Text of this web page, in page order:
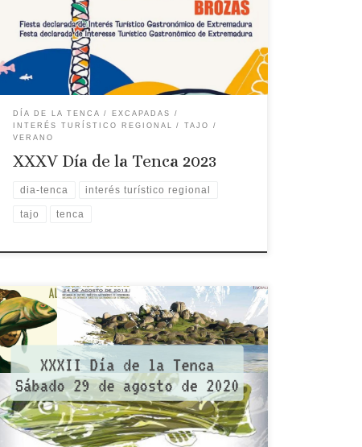
Mancomunidad Tajo-Salor: Alcántara, Aliseda,
Arroyo de la Luz, Brozas, Casar de Cáceres,
Garrovillas, Hinojal, Malpartida de Cáceres, Mata
de Alcántara, Monroy, Navas del Madroño, […]
DÍA DE LA TENCA
EXCAPADAS
INTERÉS TURÍSTICO REGIONAL
TAJO
VERANO
XXXV Día de la Tenca 2023
dia-tenca interés turístico regional
tajo tenca
Fecha: 29 de agosto 2020 Programa: La Fiesta de la
Tenca, declarada de Interés Turístico
Gastronómico de Extremadura. Programada en
Piedras Albas, no se celebró debido a la
panademia. Desde 1989 a finales de agosto se
unen los pueblos de la Mancomunidad cacereña
del Tajo-Salor en torno a la Tenca. Fiesta […]